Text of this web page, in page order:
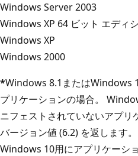
Windows Server 2003
Windows XP 64 ビット エディ
Windows XP
Windows 2000
*Windows 8.1またはWindows
プリケーションの場合。
ニフェストされていないアプ
バージョン値 (6.2) を返します
Windows 10用にアプリケーシ